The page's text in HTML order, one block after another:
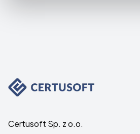
Certusoft Sp. z o.o.